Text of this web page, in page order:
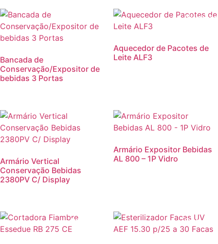
Bancada de
Conservação/Expositor de
bebidas 3 Portas
Aquecedor de Pacotes de
Leite ALF3
Armário Vertical
Conservação Bebidas
2380PV C/ Display
Armário Expositor Bebidas
AL 800 – 1P Vidro
Promoção!